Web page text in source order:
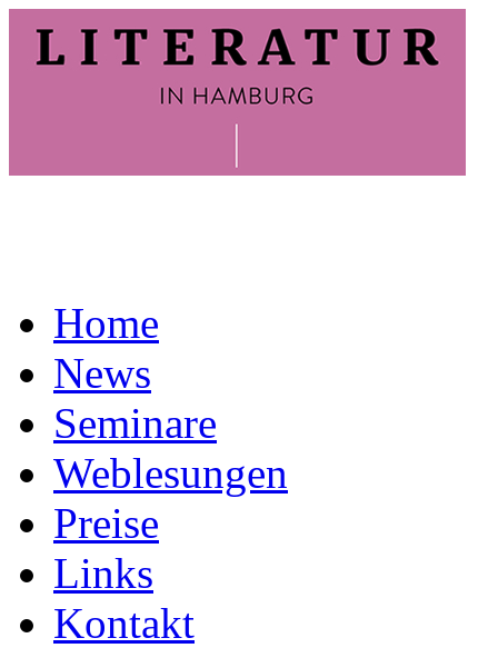
Home
News
Seminare
Weblesungen
Preise
Links
Kontakt